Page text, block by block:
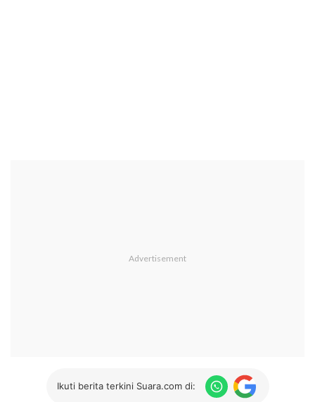
Ikuti berita terkini Suara.com di: